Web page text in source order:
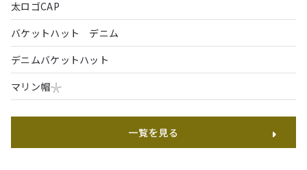
太ロゴCAP
バケットハット デニム
デニムバケットハット
マリン帽𓇼
一覧を見る